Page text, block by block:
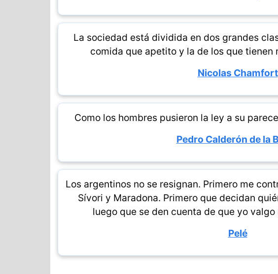
La sociedad está dividida en dos grandes
comida que apetito y la de los que tienen
Nicolas Chamfort
Como los hombres pusieron la ley a su
Pedro Calderón de la
Los argentinos no se resignan. Primero me
Sívori y Maradona. Primero que decidan
luego que se den cuenta de que yo
Pelé